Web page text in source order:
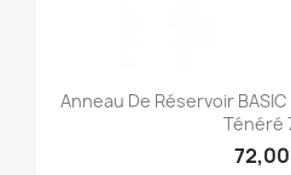
Anneau De Réservoir
Ténéré